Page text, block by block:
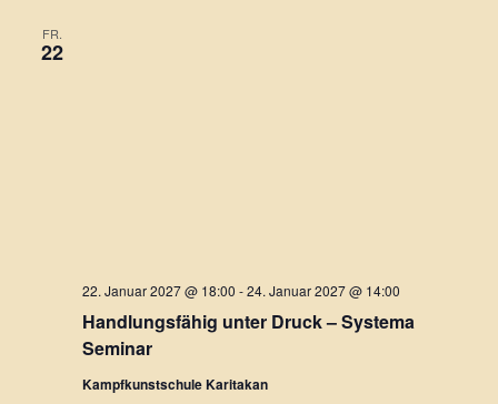
FR.
22
Handlungsfähig unter Druck – Systema
Seminar
22. Januar 2027 @ 18:00 -24. Januar 2027 @ 14:00
Kampfkunstschule Karitakan